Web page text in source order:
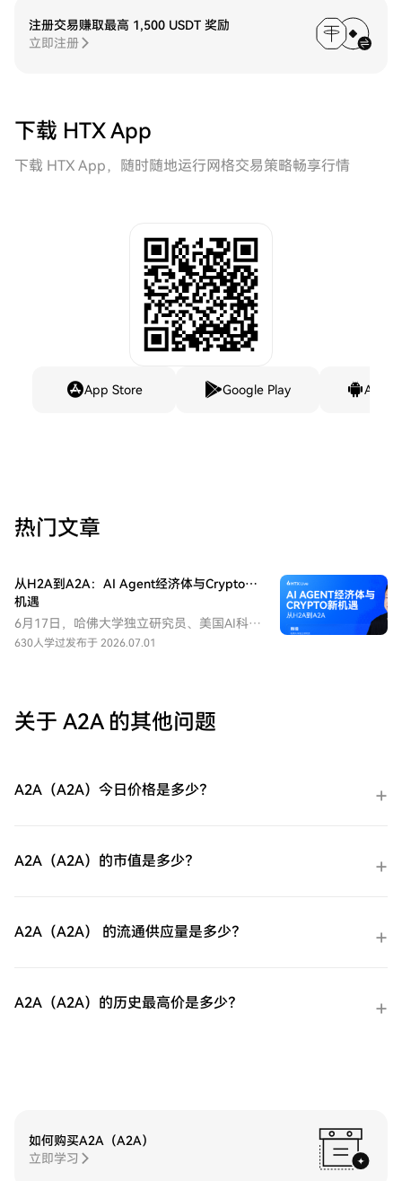
注册交易赚取最高 1,500 USDT 奖励
立即注册
下载 HTX App
下载 HTX App，随时随地运行网格交易策略畅享行情
App Store Google Play
热门文章
从H2A到A2A：AI Agent经济体与Crypto新
机遇
6月17日，哈佛大学独立研究员、美国AI科学
院（NAAI）通讯院士、比特币基金会终身会
来发展的思考。
630人学过发布于 2026.07.01
关于 A2A 的其他问题
A2A（A2A）今日价格是多少？
A2A（A2A）的市值是多少？
A2A（A2A） 的流通供应量是多少？
A2A（A2A）的历史最高价是多少？
如何购买A2A（A2A）
立即学习